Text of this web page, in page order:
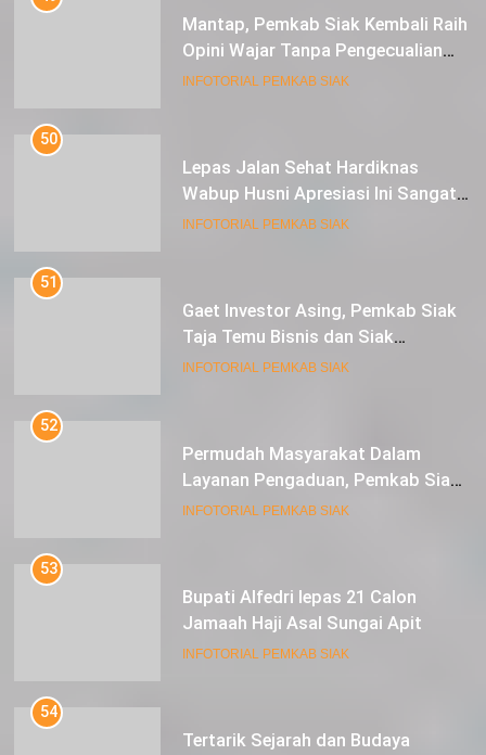
Mantap, Pemkab Siak Kembali Raih
Opini Wajar Tanpa Pengecualian
ke-13 Dari BPK RI.
INFOTORIAL PEMKAB SIAK
50
Lepas Jalan Sehat Hardiknas
Wabup Husni Apresiasi Ini Sangat
Luar Biasa
INFOTORIAL PEMKAB SIAK
51
Gaet Investor Asing, Pemkab Siak
Taja Temu Bisnis dan Siak
Expoversary 2024
INFOTORIAL PEMKAB SIAK
52
Permudah Masyarakat Dalam
Layanan Pengaduan, Pemkab Siak
Luncurkan Aplikasi SIP PUAN
INFOTORIAL PEMKAB SIAK
53
Bupati Alfedri lepas 21 Calon
Jamaah Haji Asal Sungai Apit
INFOTORIAL PEMKAB SIAK
54
Tertarik Sejarah dan Budaya